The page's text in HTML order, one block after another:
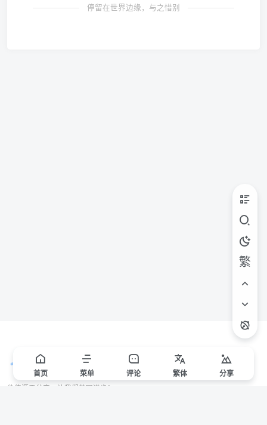
停留在世界边缘，与之惜别
繁
首页 菜单 评论 繁体 分享
价值源于分享，让我们共同进步！